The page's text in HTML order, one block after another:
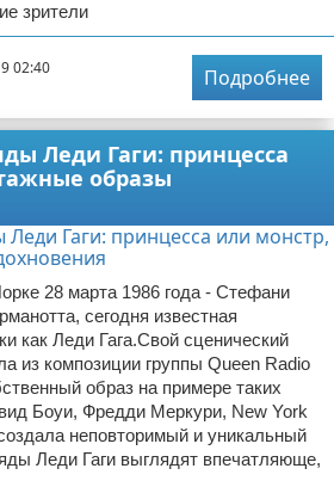
зрители
02:40
Подробнее
Леди Гаги: принцесса
образы
28 марта 1986 года - Стефани
сегодня известная
как Леди Гага.Свой сценический
из композиции группы Queen Radio
образ на примере таких
Боуи, Фредди Меркури, New York
неповторимый и уникальный
Леди Гаги выглядят впечатляюще,